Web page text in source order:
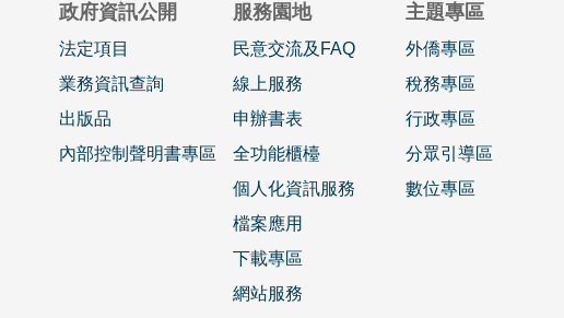
政府資訊公開
法定項目
業務資訊查詢
出版品
內部控制聲明書專區
服務園地
民意交流及FAQ
線上服務
申辦書表
全功能櫃檯
個人化資訊服務
檔案應用
下載專區
網站服務
主題專區
外僑專區
稅務專區
行政專區
分眾引導區
數位專區